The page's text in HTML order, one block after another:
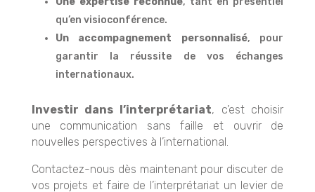
qu’en visioconférence.
Un accompagnement personnalisé, pour
garantir la réussite de vos échanges
internationaux.
Investir dans l’interprétariat, c’est choisir
une communication sans faille et ouvrir de
nouvelles perspectives à l’international.
Contactez-nous dès maintenant pour discuter de
vos projets et faire de l’interprétariat un levier de